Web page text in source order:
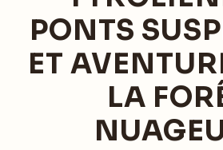
PONTS
ET
LA